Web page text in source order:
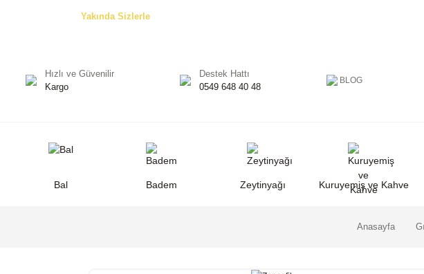
Yakında Sizlerle
Hızlı ve Güvenilir
Kargo
Destek Hattı
0549 648 40 48
BLOG
Bal Badem Zeytinyağı Kuruyemiş ve Kahve
Anasayfa